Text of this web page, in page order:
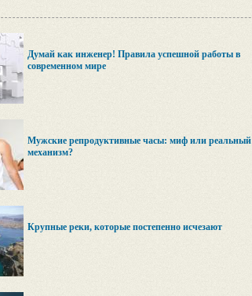
Думай как инженер! Правила успешной работы в
современном мире
Мужские репродуктивные часы: миф или реальный
механизм?
Крупные реки, которые постепенно исчезают